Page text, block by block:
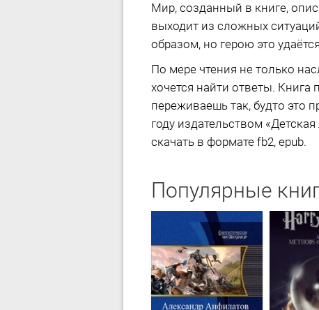
Мир, созданный в книге,
выходит из сложных
образом, но герою это
По мере чтения не только
хочется найти ответы.
переживаешь так, будто это
году издательством
скачать в формате fb2, epub.
Популярные